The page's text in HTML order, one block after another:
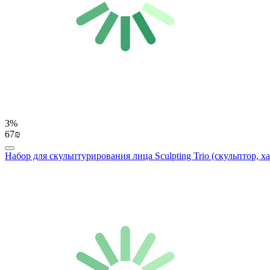
3%
67₪
Набор для скульптурирования лица Sculpting Trio (скульптор,